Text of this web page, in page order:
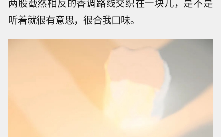
两股截然相反的香调路线交织在一块儿，是不是
听着就很有意思，很合我口味。